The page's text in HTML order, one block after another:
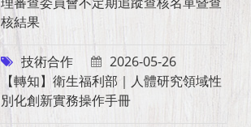
核結果
技術合作
2026-05-26
【轉知】衛生福利部｜人體研究領域性
別化創新實務操作手冊